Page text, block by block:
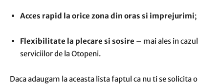
Acces rapid la orice zona din oras si imprejurimi;
Flexibilitate la plecare si sosire – mai ales in cazul
serviciilor de la Otopeni.
Daca adaugam la aceasta lista faptul ca nu ti se solicita o